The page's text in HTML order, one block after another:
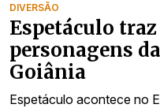
DIVERSÃO
Espetáculo
personagens
Goiânia
Espetáculo acontece no